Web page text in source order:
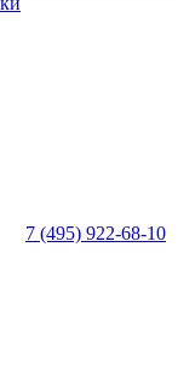
7 (495) 922-68-10